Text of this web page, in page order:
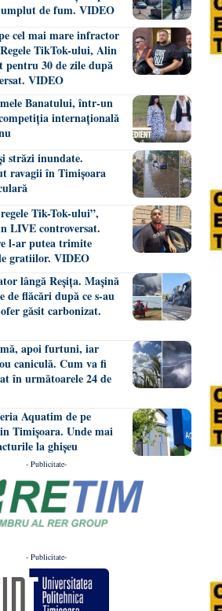
umplut de fum. VIDEO
cel mai mare infractor
TikTok-ului, Alin
pentru 30 de zile după
VIDEO
Banatului, într-un
internațională
străzi inundate.
ravagii în Timișoara
Tik-Tok-ului”,
LIVE controversat.
l-ar putea trimite
gratiilor. VIDEO
lângă Reșița. Mașină
de flăcări după ce s-au
găsit carbonizat.
apoi furtuni, iar
caniculă. Cum va fi
în următoarele 24 de
Aquatim de pe
Timișoara. Unde mai
la ghișeu
- Publicitate-
- Publicitate-